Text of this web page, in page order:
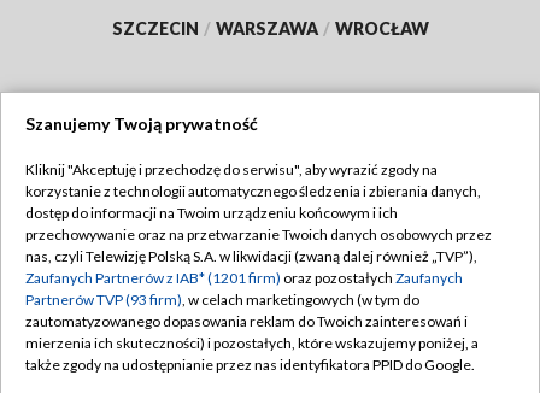
SZCZECIN / WARSZAWA / WROCŁAW
TVP
Abonament TVP
Emisja w TVP
Centrum informacji TVP
Naziemna Telewizja Cyfrowa
Regulamin TVP
Polityka prywatności
Moje zgody
Pomoc
Szanujemy Twoją prywatność
Kliknij "Akceptuję i przechodzę do serwisu", aby wyrazić zgody na
korzystanie z technologii automatycznego śledzenia i zbierania danych,
dostęp do informacji na Twoim urządzeniu końcowym i ich
przechowywanie oraz na przetwarzanie Twoich danych osobowych przez
nas, czyli Telewizję Polską S.A. w likwidacji (zwaną dalej również „TVP”),
Zaufanych Partnerów z IAB* (1201 firm) oraz pozostałych Zaufanych
Partnerów TVP (93 firm), w celach marketingowych (w tym do
zautomatyzowanego dopasowania reklam do Twoich zainteresowań i
mierzenia ich skuteczności) i pozostałych, które wskazujemy poniżej, a
także zgody na udostępnianie przez nas identyfikatora PPID do Google.